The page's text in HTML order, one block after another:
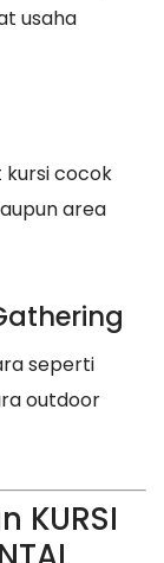
usaha
cocok
area
seperti
outdoor
KURSI